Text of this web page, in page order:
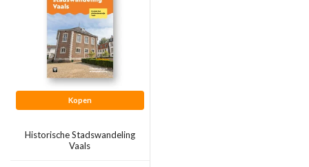
Kopen
Historische Stadswandeling
Vaals